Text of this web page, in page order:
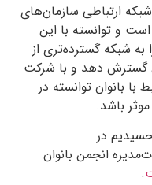
ارتباطی سازمان‌های
و توانسته با این
به شبکه گسترده‌تری از
گسترش دهد و با شرکت
بانوان توانسته در
باشد.
در
انجمن بانوان
.